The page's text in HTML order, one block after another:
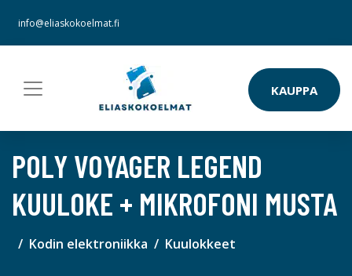
info@eliaskokoelmat.fi
KAUPPA
POLY VOYAGER LEGEND
KUULOKE + MIKROFONI MUSTA
Kodin elektroniikka Kuulokkeet